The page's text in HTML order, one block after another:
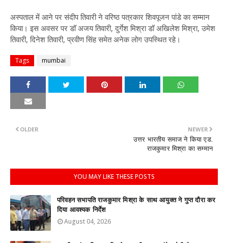
अस्पताल में आने पर संदीप तिवारी ने वरिष्ठ पत्रकार शिवपूजन पांडे का सम्मान
किया। इस अवसर पर डॉ अजय तिवारी, दुर्गेश मिश्रा डॉ अखिलेश मिश्रा, उमेश
तिवारी, दिनेश तिवारी, प्रवीण सिंह समेत अनेक लोग उपस्थित रहे।
Tags mumbai
NEWER
उत्तर भारतीय समाज ने किया एड.
राजकुमार मिश्रा का सम्मान
OLDER
YOU MAY LIKE THESE POSTS
परिवहन सभापति राजकुमार मिश्रा के साथ आयुक्त ने गुप्त दौरा कर
दिया आवश्यक निर्देश
August 04, 2026